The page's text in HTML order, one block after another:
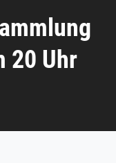
20 Uhr